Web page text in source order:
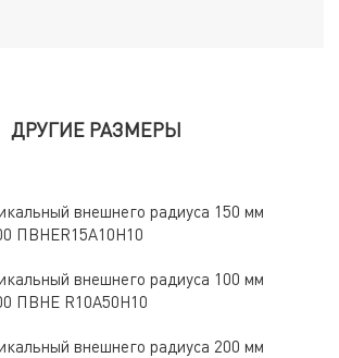
ДРУГИЕ РАЗМЕРЫ
внешнего радиуса 150 мм
ПВНЕR15A10H10
внешнего радиуса 100 мм
ПВНЕ R10A50H10
внешнего радиуса 200 мм